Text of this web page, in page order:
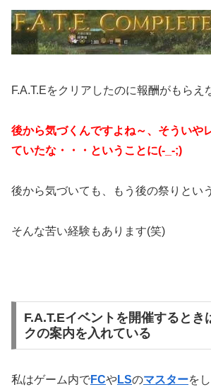
F.A.T.Eをクリアしたのに報酬がもらえ
後から気づくんですよね～、そういや
ていたな・・・ということに(-_-;)
後から気づいても、もう後の祭りとい
そんな苦い経験もあります(笑)
F.A.T.Eイベントを開催するとき
クの案内を入れている
私はゲーム内でFCやLSのマスターを